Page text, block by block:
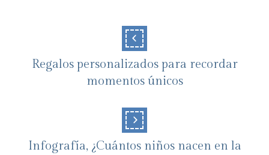
Regalos personalizados para recordar
momentos únicos
Infografía, ¿Cuántos niños nacen en la